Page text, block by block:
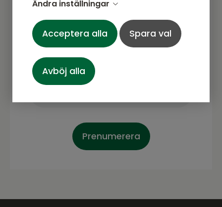
Ändra inställningar
Acceptera alla Spara val
Avböj alla
dag. Dess forma och klassiska design gör det
till en mångsidig möbel som passar perfekt i
alla inredningsstilar.
Furniture Group och ge ditt vardagsrum den
eleganta och funktionella touch den förtjänar.
Skapa en inbjudande atmosfär och njut av stil
av stil och funktionalitet!
Prenumerera gärna på vårt nyhetsbrev.
Här kommer vi dela senaste nytt om
spännande.
Prenumerera